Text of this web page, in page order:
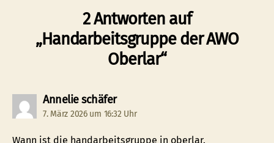
2 Antworten auf
„Handarbeitsgruppe der AWO
Oberlar“
Annelie schäfersagt:
7. März 2026 um 16:32 Uhr
Wann ist die handarbeitsgruppe in oberlar.